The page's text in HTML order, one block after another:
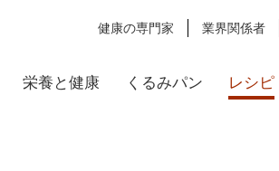
健康の専門家 業界関係者
栄養と健康 くるみパン レシピ